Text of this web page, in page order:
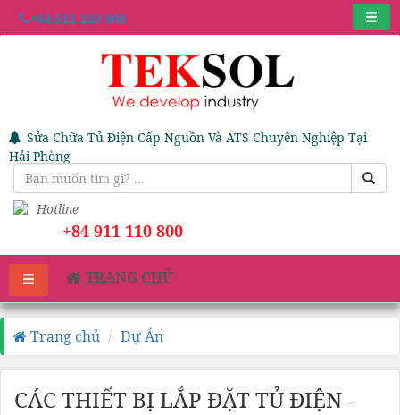
+84 911 110 800
Sửa Chữa Tủ Điện Cấp Nguồn Và ATS Chuyên Nghiệp Tại
Hải Phòng
Hotline
+84 911 110 800
TRANG CHỦ
Trang chủ Dự Án
CÁC THIẾT BỊ LẮP ĐẶT TỦ ĐIỆN -